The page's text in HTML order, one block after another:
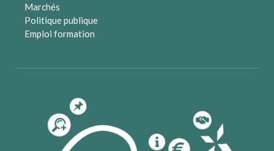
Marchés
Politique publique
Emploi formation